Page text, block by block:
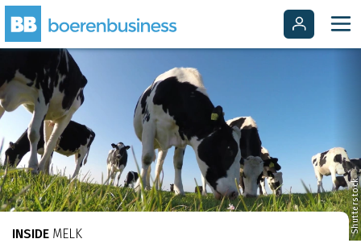
Shutterstock
INSIDE MELK